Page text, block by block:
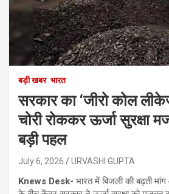
बड़ी खबर भारत
सरकार का ‘जीरो कोल
चोरी रोककर ऊर्जा सुरक्षा
बड़ी पहल
July 6, 2026 URVASHI GUPTA
Knews Desk- भारत में बिजली की बढ़ती